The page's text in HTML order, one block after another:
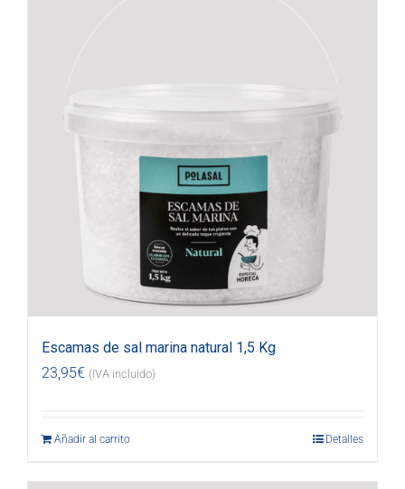
Escamas de sal marina natural 1,5 Kg
23,95€ (IVA incluido)
Añadir al carrito Detalles